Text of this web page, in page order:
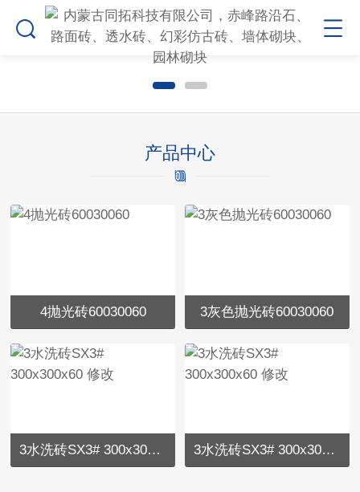
产品中心
4抛光砖60030060 3灰色抛光砖60030060
3水洗砖SX3# 300x300x60 修改 3水洗砖SX3# 300x300x60 修改